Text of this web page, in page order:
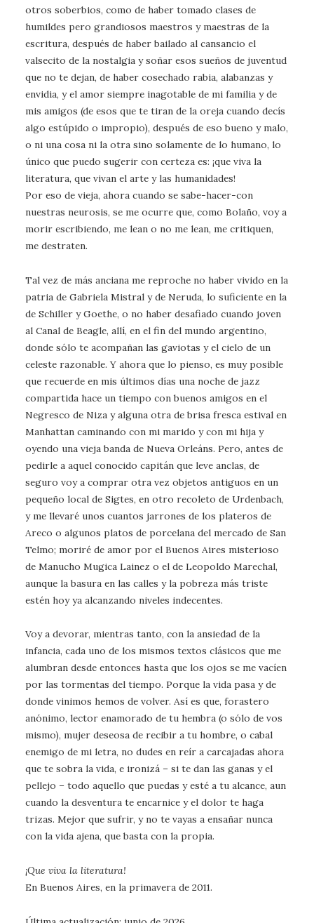
otros soberbios, como de haber tomado clases de
humildes pero grandiosos maestros y maestras de la
escritura, después de haber bailado al cansancio el
valsecito de la nostalgia y soñar esos sueños de juventud
que no te dejan, de haber cosechado rabia, alabanzas y
envidia, y el amor siempre inagotable de mi familia y de
mis amigos (de esos que te tiran de la oreja cuando decís
algo estúpido o impropio), después de eso bueno y malo,
o ni una cosa ni la otra sino solamente de lo humano, lo
único que puedo sugerir con certeza es: ¡que viva la
literatura, que vivan el arte y las humanidades!
Por eso de vieja, ahora cuando se sabe-hacer-con
nuestras neurosis, se me ocurre que, como Bolaño, voy a
morir escribiendo, me lean o no me lean, me critiquen,
me destraten.
Tal vez de más anciana me reproche no haber vivido en la
patria de Gabriela Mistral y de Neruda, lo suficiente en la
de Schiller y Goethe, o no haber desafiado cuando joven
al Canal de Beagle, allí, en el fin del mundo argentino,
donde sólo te acompañan las gaviotas y el cielo de un
celeste razonable. Y ahora que lo pienso, es muy posible
que recuerde en mis últimos días una noche de jazz
compartida hace un tiempo con buenos amigos en el
Negresco de Niza y alguna otra de brisa fresca estival en
Manhattan caminando con mi marido y con mi hija y
oyendo una vieja banda de Nueva Orleáns. Pero, antes de
pedirle a aquel conocido capitán que leve anclas, de
seguro voy a comprar otra vez objetos antiguos en un
pequeño local de Sigtes, en otro recoleto de Urdenbach,
y me llevaré unos cuantos jarrones de los plateros de
Areco o algunos platos de porcelana del mercado de San
Telmo; moriré de amor por el Buenos Aires misterioso
de Manucho Mugica Lainez o el de Leopoldo Marechal,
aunque la basura en las calles y la pobreza más triste
estén hoy ya alcanzando niveles indecentes.
Voy a devorar, mientras tanto, con la ansiedad de la
infancia, cada uno de los mismos textos clásicos que me
alumbran desde entonces hasta que los ojos se me vacíen
por las tormentas del tiempo. Porque la vida pasa y de
donde vinimos hemos de volver. Así es que, forastero
anónimo, lector enamorado de tu hembra (o sólo de vos
mismo), mujer deseosa de recibir a tu hombre, o cabal
enemigo de mi letra, no dudes en reír a carcajadas ahora
que te sobra la vida, e ironizá – si te dan las ganas y el
pellejo – todo aquello que puedas y esté a tu alcance, aun
cuando la desventura te encarnice y el dolor te haga
trizas. Mejor que sufrir, y no te vayas a ensañar nunca
con la vida ajena, que basta con la propia.
¡Que viva la literatura!
En Buenos Aires, en la primavera de 2011.